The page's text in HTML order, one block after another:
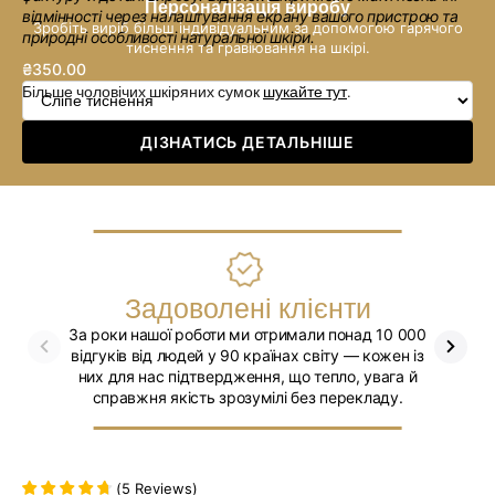
відмінності через налаштування екрану вашого пристрою та
природні особливості натуральної шкіри.
Більше чоловічих шкіряних сумок шукайте тут.
Персоналізація виробу
Зробіть виріб більш індивідуальним за допомогою гарячого
тиснення та гравіювання на шкірі.
Звичайна
ціна
₴350.00
ДІЗНАТИСЬ ДЕТАЛЬНІШЕ
Задоволені клієнти
За роки нашої роботи ми отримали понад 10 000
відгуків від людей у 90 країнах світу — кожен із
них для нас підтвердження, що тепло, увага й
справжня якість зрозумілі без перекладу.
(5 Reviews)